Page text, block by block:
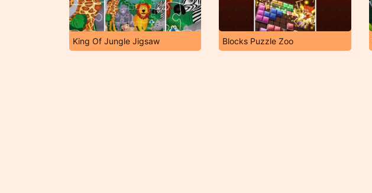
King Of Jungle Jigsaw Blocks Puzzle Zoo